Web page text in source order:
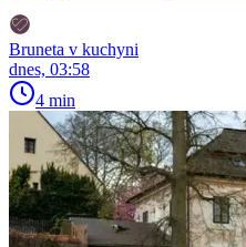
Bruneta v kuchyni
dnes, 03:58
4 min